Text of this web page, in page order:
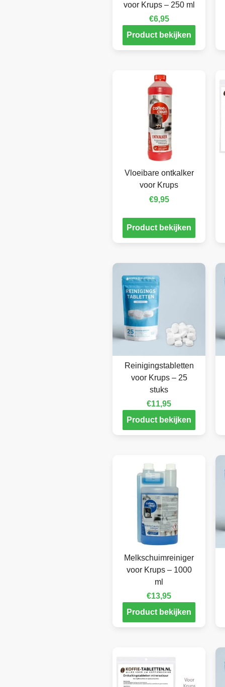
voor Krups – 250 ml
€6,95
Product bekijken
Vloeibare ontkalker
voor Krups
€9,95
Product bekijken
Reinigingstabletten
voor Krups – 25
stuks
€11,95
Product bekijken
Melkschuimreiniger
voor Krups – 1000
ml
€13,95
Product bekijken